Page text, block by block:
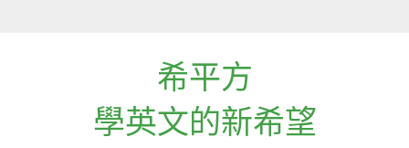
希平方
學英文的新希望